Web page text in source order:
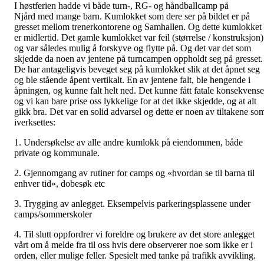
I høstferien hadde vi både turn-, RG- og håndballcamp på
Njård med mange barn. Kumlokket som dere ser på bildet er på
gresset mellom trenerkontorene og Samhallen. Og dette kumlokket
er midlertid. Det gamle kumlokket var feil (størrelse / konstruksjon)
og var således mulig å forskyve og flytte på. Og det var det som
skjedde da noen av jentene på turncampen oppholdt seg på gresset.
De har antageligvis beveget seg på kumlokket slik at det åpnet seg
og ble stående åpent vertikalt. En av jentene falt, ble hengende i
åpningen, og kunne falt helt ned. Det kunne fått fatale
og vi kan bare prise oss lykkelige for at det ikke skjedde, og at alt
gikk bra. Det var en solid advarsel og dette er noen av tiltakene
iverksettes:
1. Undersøkelse av alle andre kumlokk på eiendommen, både
private og kommunale.
2. Gjennomgang av rutiner for camps og «hvordan se til barna til
enhver tid», dobesøk etc
3. Trygging av anlegget. Eksempelvis parkeringsplassene under
camps/sommerskoler
4. Til slutt oppfordrer vi foreldre og brukere av det store anlegget
vårt om å melde fra til oss hvis dere observerer noe som ikke er i
orden, eller mulige feller. Spesielt med tanke på trafikk avvikling.